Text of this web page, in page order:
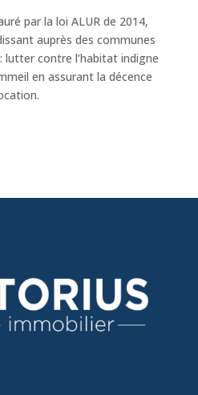
par la loi ALUR de 2014,
auprès des communes
lutter contre l’habitat indigne
en assurant la décence